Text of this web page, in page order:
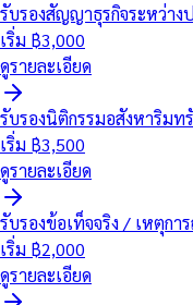
รับรองสัญญาธุรกิจระหว่าง
เริ่ม ฿3,000
ดูรายละเอียด
รับรองนิติกรรมอสังหาริมท
เริ่ม ฿3,500
ดูรายละเอียด
รับรองข้อเท็จจริง / เหตุกา
เริ่ม ฿2,000
ดูรายละเอียด